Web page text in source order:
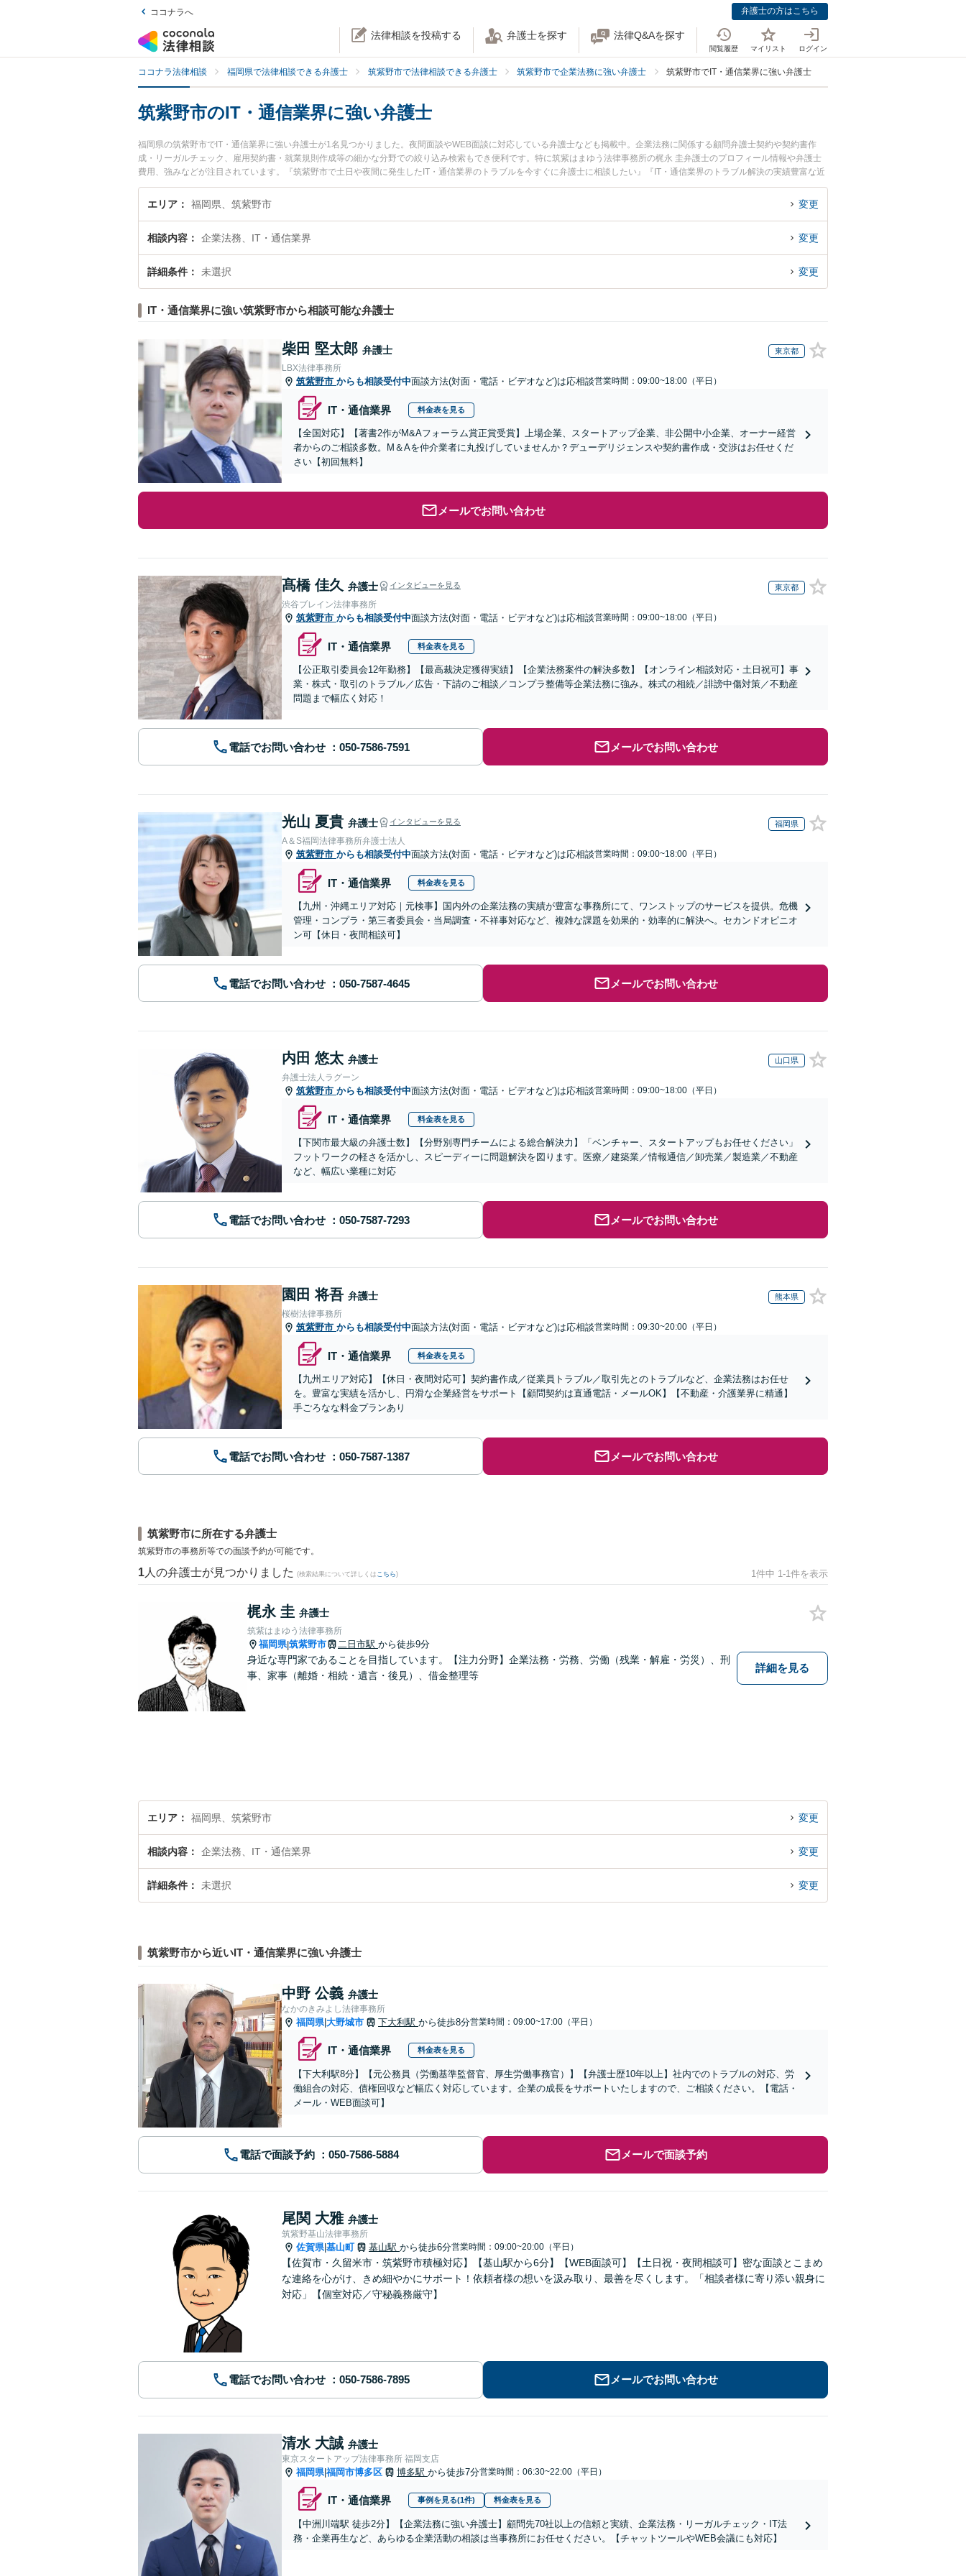
ココナラへ 弁護士の方はこちら
法律相談を投稿する 弁護士を探す 法律Q&Aを探す
閲覧履歴 マイリスト ログイン
ココナラ法律相談 福岡県で法律相談できる弁護士 筑紫野市で法律相談できる弁護士 筑紫野市で企業法務に強い弁護士 筑紫野市でIT・通信業界に強い弁護士
筑紫野市のIT・通信業界に強い弁護士
福岡県の筑紫野市でIT・通信業界に強い弁護士が1名見つかりました。夜間面談やWEB面談に対応している弁護士なども掲載中。企業法務に関係する顧問弁護士契約や契約書作
成・リーガルチェック、雇用契約書・就業規則作成等の細かな分野での絞り込み検索もでき便利です。特に筑紫はまゆう法律事務所の梶永 圭弁護士のプロフィール情報や弁護士
費用、強みなどが注目されています。『筑紫野市で土日や夜間に発生したIT・通信業界のトラブルを今すぐに弁護士に相談したい』『IT・通信業界のトラブル解決の実績豊富な近
くの弁護士を検索したい』『初回相談無料でIT・通信業界を法律相談できる筑紫野市内の弁護士に相談予約したい』などでお困りの相談者さんにおすすめです。
エリア 福岡県、筑紫野市 変更
相談内容 企業法務、IT・通信業界 変更
詳細条件 未選択 変更
IT・通信業界に強い筑紫野市から相談可能な弁護士
柴田 堅太郎 弁護士 東京都
LBX法律事務所
筑紫野市 からも相談受付中面談方法(対面・電話・ビデオなど)は応相談営業時間：09:00~18:00（平日）
IT・通信業界 料金表を見る
【全国対応】【著書2作がM&Aフォーラム賞正賞受賞】上場企業、スタートアップ企業、非公開中小企業、オーナー経営
者からのご相談多数。M＆Aを仲介業者に丸投げしていませんか？デューデリジェンスや契約書作成・交渉はお任せくだ
さい【初回無料】
メールでお問い合わせ
髙橋 佳久 弁護士 インタビューを見る 東京都
渋谷ブレイン法律事務所
筑紫野市 からも相談受付中面談方法(対面・電話・ビデオなど)は応相談営業時間：09:00~18:00（平日）
IT・通信業界 料金表を見る
【公正取引委員会12年勤務】【最高裁決定獲得実績】【企業法務案件の解決多数】【オンライン相談対応・土日祝可】事
業・株式・取引のトラブル／広告・下請のご相談／コンプラ整備等企業法務に強み。株式の相続／誹謗中傷対策／不動産
問題まで幅広く対応！
電話でお問い合わせ メールでお問い合わせ
光山 夏貴 弁護士 インタビューを見る 福岡県
A＆S福岡法律事務所弁護士法人
筑紫野市 からも相談受付中面談方法(対面・電話・ビデオなど)は応相談営業時間：09:00~18:00（平日）
IT・通信業界 料金表を見る
【九州・沖縄エリア対応｜元検事】国内外の企業法務の実績が豊富な事務所にて、ワンストップのサービスを提供。危機
管理・コンプラ・第三者委員会・当局調査・不祥事対応など、複雑な課題を効果的・効率的に解決へ。セカンドオピニオ
ン可【休日・夜間相談可】
電話でお問い合わせ メールでお問い合わせ
内田 悠太 弁護士 山口県
弁護士法人ラグーン
筑紫野市 からも相談受付中面談方法(対面・電話・ビデオなど)は応相談営業時間：09:00~18:00（平日）
IT・通信業界 料金表を見る
【下関市最大級の弁護士数】【分野別専門チームによる総合解決力】「ベンチャー、スタートアップもお任せください」
フットワークの軽さを活かし、スピーディーに問題解決を図ります。医療／建築業／情報通信／卸売業／製造業／不動産
など、幅広い業種に対応
電話でお問い合わせ メールでお問い合わせ
園田 将吾 弁護士 熊本県
桜樹法律事務所
筑紫野市 からも相談受付中面談方法(対面・電話・ビデオなど)は応相談営業時間：09:30~20:00（平日）
IT・通信業界 料金表を見る
【九州エリア対応】【休日・夜間対応可】契約書作成／従業員トラブル／取引先とのトラブルなど、企業法務はお任せ
を。豊富な実績を活かし、円滑な企業経営をサポート【顧問契約は直通電話・メールOK】【不動産・介護業界に精通】
手ごろなな料金プランあり
電話でお問い合わせ メールでお問い合わせ
筑紫野市に所在する弁護士
筑紫野市の事務所等での面談予約が可能です。
1 人の弁護士が見つかりました (検索結果について詳しくは こちら) 1件中 1-1件を表示
梶永 圭 弁護士
筑紫はまゆう法律事務所
福岡県|筑紫野市 二日市駅 から徒歩9分
身近な専門家であることを目指しています。【注力分野】企業法務・労務、労働（残業・解雇・労災）、刑
事、家事（離婚・相続・遺言・後見）、借金整理等
詳細を見る
エリア 福岡県、筑紫野市 変更
相談内容 企業法務、IT・通信業界 変更
詳細条件 未選択 変更
筑紫野市から近いIT・通信業界に強い弁護士
中野 公義 弁護士
なかのきみよし法律事務所
福岡県|大野城市 下大利駅 から徒歩8分営業時間：09:00~17:00（平日）
IT・通信業界 料金表を見る
【下大利駅8分】【元公務員（労働基準監督官、厚生労働事務官）】【弁護士歴10年以上】社内でのトラブルの対応、労
働組合の対応、債権回収など幅広く対応しています。企業の成長をサポートいたしますので、ご相談ください。【電話・
メール・WEB面談可】
電話で面談予約 メールで面談予約
尾関 大雅 弁護士
筑紫野基山法律事務所
佐賀県|基山町 基山駅 から徒歩6分営業時間：09:00~20:00（平日）
【佐賀市・久留米市・筑紫野市積極対応】【基山駅から6分】【WEB面談可】【土日祝・夜間相談可】密な面談とこまめ
な連絡を心がけ、きめ細やかにサポート！依頼者様の想いを汲み取り、最善を尽くします。「相談者様に寄り添い親身に
対応」【個室対応／守秘義務厳守】
電話でお問い合わせ メールでお問い合わせ
清水 大誠 弁護士
東京スタートアップ法律事務所 福岡支店
福岡県|福岡市博多区 博多駅 から徒歩7分営業時間：06:30~22:00（平日）
IT・通信業界 事例を見る(1件) 料金表を見る
【中洲川端駅 徒歩2分】【企業法務に強い弁護士】顧問先70社以上の信頼と実績、企業法務・リーガルチェック・IT法
務・企業再生など、あらゆる企業活動の相談は当事務所にお任せください。【チャットツールやWEB会議にも対応】